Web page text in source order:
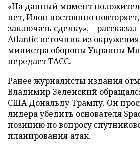
«На данный момент
нет, Илон постоянно
заключать сделку», –
Atlanticисточник из
министра обороны Украины
передаетТАСС.
Ранее журналисты издания
Владимир Зеленский
США Дональду Трампу. Он
лидера убедить основателя
позицию по вопросу
планирования атак.